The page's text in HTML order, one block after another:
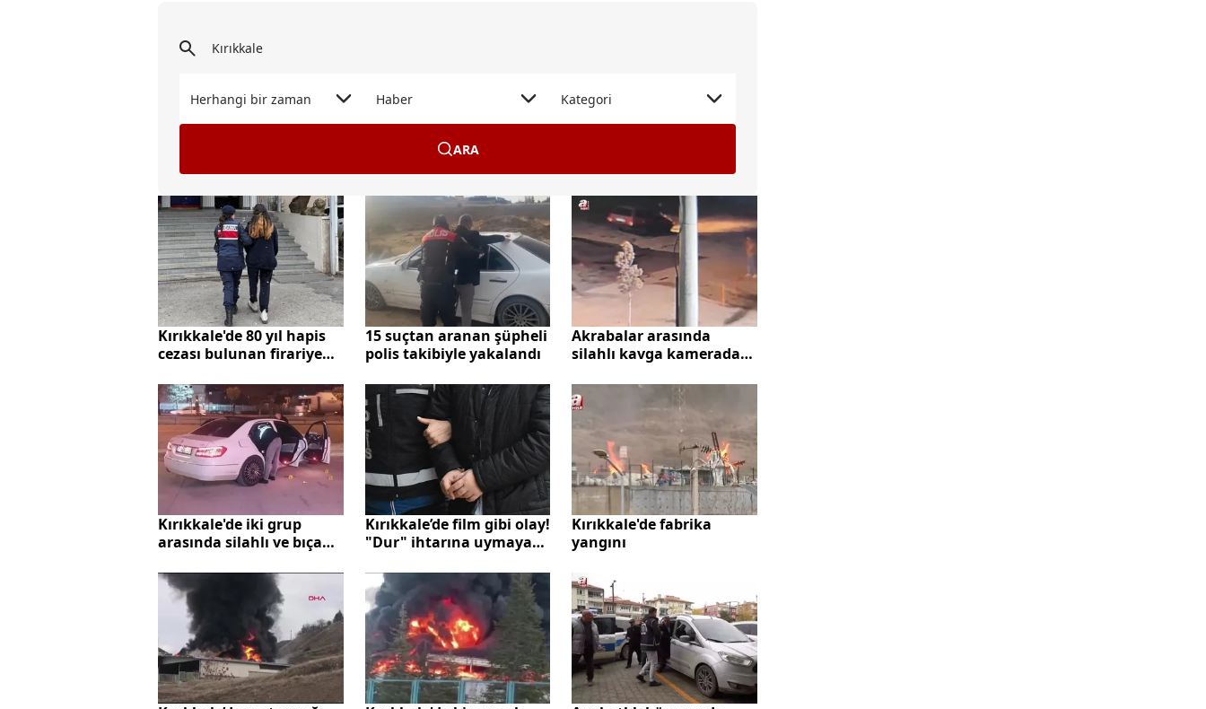
Herhangi bir zaman Haber Kategori
ARA
Kırıkkale'de 80 yıl hapis
cezası bulunan firariye
15 suçtan aranan şüpheli
polis takibiyle yakalandı
Akrabalar arasında
silahlı kavga kamerada:
kazara kendisini yaraladı
Kırıkkale'de iki grup
arasında silahlı ve bıçaklı
Kırıkkale’de film gibi olay!
"Dur" ihtarına uymayan
yağdı
Kırıkkale'de fabrika
yangını